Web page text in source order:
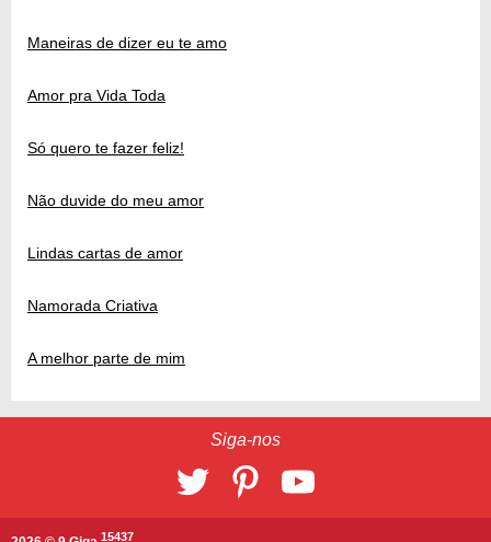
Maneiras de dizer eu te amo
Amor pra Vida Toda
Só quero te fazer feliz!
Não duvide do meu amor
Lindas cartas de amor
Namorada Criativa
A melhor parte de mim
Siga-nos
15437